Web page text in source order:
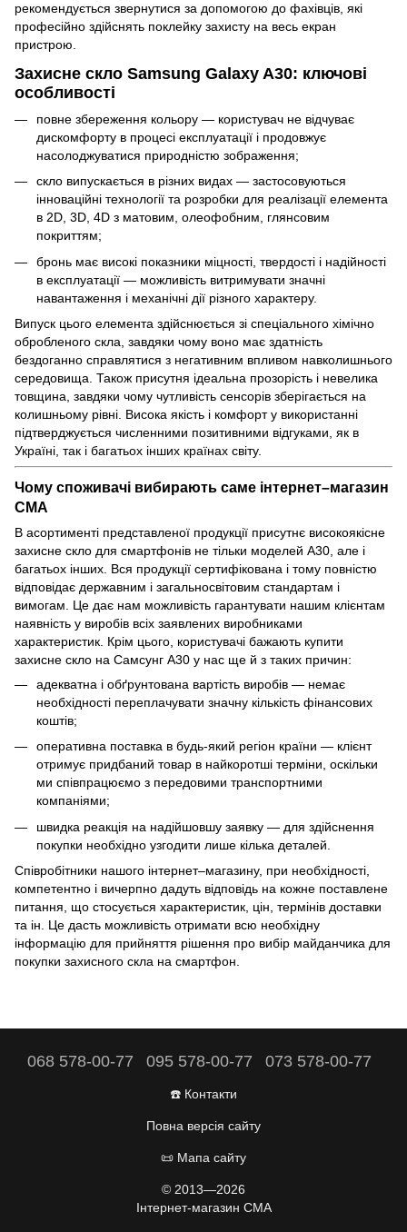
рекомендується звернутися за допомогою до фахівців, які
професійно здійснять поклейку захисту на весь екран
пристрою.
Захисне скло Samsung Galaxy A30: ключові
особливості
повне збереження кольору — користувач не відчуває
дискомфорту в процесі експлуатації і продовжує
насолоджуватися природністю зображення;
скло випускається в різних видах — застосовуються
інноваційні технології та розробки для реалізації елемента
в 2D, 3D, 4D з матовим, олеофобним, глянсовим
покриттям;
бронь має високі показники міцності, твердості і надійності
в експлуатації — можливість витримувати значні
навантаження і механічні дії різного характеру.
Випуск цього елемента здійснюється зі спеціального хімічно
обробленого скла, завдяки чому воно має здатність
бездоганно справлятися з негативним впливом навколишнього
середовища. Також присутня ідеальна прозорість і невелика
товщина, завдяки чому чутливість сенсорів зберігається на
колишньому рівні. Висока якість і комфорт у використанні
підтверджується численними позитивними відгуками, як в
Україні, так і багатьох інших країнах світу.
Чому споживачі вибирають саме інтернет–магазин
СМА
В асортименті представленої продукції присутнє високоякісне
захисне скло для смартфонів не тільки моделей А30, але і
багатьох інших. Вся продукції сертифікована і тому повністю
відповідає державним і загальносвітовим стандартам і
вимогам. Це дає нам можливість гарантувати нашим клієнтам
наявність у виробів всіх заявлених виробниками
характеристик. Крім цього, користувачі бажають купити
захисне скло на Самсунг A30 у нас ще й з таких причин:
адекватна і обґрунтована вартість виробів — немає
необхідності переплачувати значну кількість фінансових
коштів;
оперативна поставка в будь-який регіон країни — клієнт
отримує придбаний товар в найкоротші терміни, оскільки
ми співпрацюємо з передовими транспортними
компаніями;
швидка реакція на надійшовшу заявку — для здійснення
покупки необхідно узгодити лише кілька деталей.
Співробітники нашого інтернет–магазину, при необхідності,
компетентно і вичерпно дадуть відповідь на кожне поставлене
питання, що стосується характеристик, цін, термінів доставки
та ін. Це дасть можливість отримати всю необхідну
інформацію для прийняття рішення про вибір майданчика для
покупки захисного скла на смартфон
068 578-00-77 095 578-00-77 073 578-00-77
☎️ Контакти
Повна версія сайту
📜 Мапа сайту
© 2013—2026
Інтернет-магазин CMA